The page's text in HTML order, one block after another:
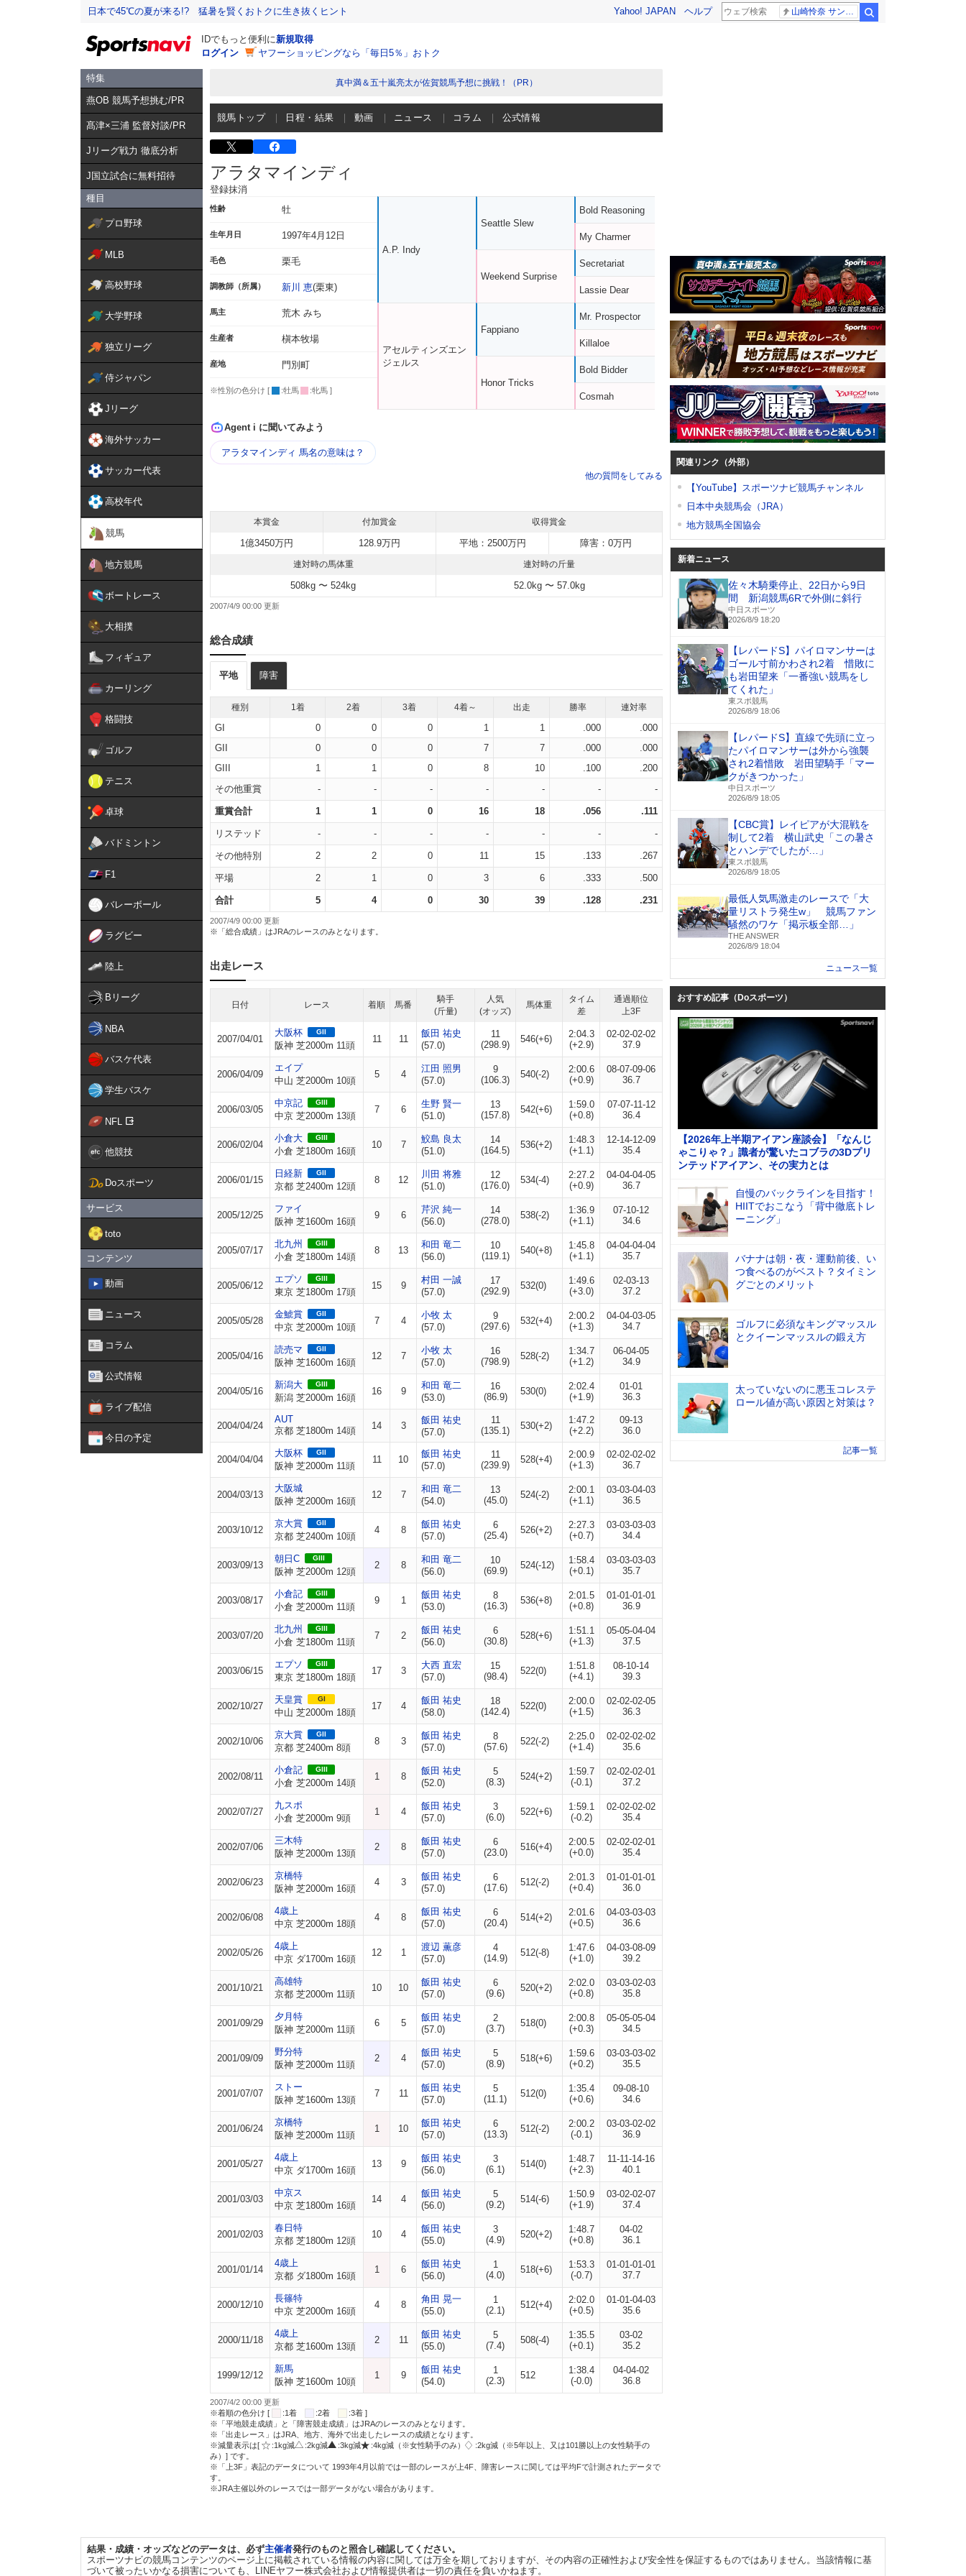
日本で45℃の夏が来る!? 猛暑を賢くおトクに生き抜くヒント Yahoo! JAPAN ヘルプ
IDでもっと便利に新規取得
ログイン
ヤフーショッピングなら「毎日5％」おトク
特集
燕OB 競馬予想挑む/PR
髙津×三浦 監督対談/PR
Jリーグ戦力 徹底分析
J国立試合に無料招待
種目
プロ野球
MLB
高校野球
大学野球
独立リーグ
侍ジャパン
Jリーグ
海外サッカー
サッカー代表
高校年代
競馬
地方競馬
ボートレース
大相撲
フィギュア
カーリング
格闘技
ゴルフ
テニス
卓球
バドミントン
F1
バレーボール
ラグビー
陸上
Bリーグ
NBA
バスケ代表
学生バスケ
NFL
他競技
Doスポーツ
サービス
toto
コンテンツ
動画
ニュース
コラム
公式情報
ライブ配信
今日の予定
真中満＆五十嵐亮太が佐賀競馬予想に挑戦！（PR）
競馬トップ 日程・結果 動画 ニュース コラム 公式情報
アラタマインディ
登録抹消
性齢 牡
生年月日 1997年4月12日
毛色 栗毛
調教師（所属） 新川 恵(栗東)
馬主 荒木 みち
生産者 槇本牧場
産地 門別町
※性別の色分け [ :牡馬 :牝馬 ]
A.P. Indy
アセルティンズエン
ジェルス
Seattle Slew
Weekend Surprise
Fappiano
Honor Tricks
Bold Reasoning
My Charmer
Secretariat
Lassie Dear
Mr. Prospector
Killaloe
Bold Bidder
Cosmah
Agent i に聞いてみよう
アラタマインディ 馬名の意味は？
他の質問をしてみる
本賞金 付加賞金 収得賞金
1億3450万円 128.9万円 平地：2500万円 障害：0万円
連対時の馬体重 連対時の斤量
508kg 〜 524kg 52.0kg 〜 57.0kg
2007/4/9 00:00
総合成績
平地 障害
種別 1着 2着 3着 4着～ 出走 勝率 連対率
GI 0 0 0 1 1 .000
.000
GII
0 0 0 7 7 .000
.000
GIII
1 1 0 8 10 .100
.200
その他重賞
- - - - - - -
重賞合計 1 1 0 16 18 .056 .111
リステッド - - - - - - -
その他特別 2 2 0 11 15 .133 .267
平場 2 1 0 3 6 .333 .500
合計 5 4 0 30 39 .128 .231
2007/4/9 00:00 更新
※「総合成績」はJRAのレースのみとなります。
出走レース
日付 レース 着順 馬番
騎手
(斤量)
人気
(オッズ)
馬体重
タイム
差
通過順位
上3F
2007/04/01
大阪杯 GII
阪神 芝2000m 11頭
11 11
飯田 祐史
(57.0)
11
(298.9)
546(+6)
2:04.3
(+2.9)
02-02-02-02
37.9
2006/04/09
エイプ
中山 芝2000m 10頭
5 4
江田 照男
(57.0)
9
(106.3)
540(-2)
2:00.6
(+0.9)
08-07-09-06
36.7
2006/03/05
中京記 GIII
中京 芝2000m 13頭
7 6
生野 賢一
(51.0)
13
(157.8)
542(+6)
1:59.0
(+0.8)
07-07-11-12
36.4
2006/02/04
小倉大 GIII
小倉 芝1800m 16頭
10 7
鮫島 良太
(51.0)
14
(164.5)
536(+2)
1:48.3
(+1.1)
12-14-12-09
35.4
2006/01/15
日経新 GII
京都 芝2400m 12頭
8 12
川田 将雅
(51.0)
12
(176.0)
534(-4)
2:27.2
(+0.9)
04-04-04-05
36.7
2005/12/25
ファイ
阪神 芝1600m 16頭
9 6
芹沢 純一
(56.0)
14
(278.0)
538(-2)
1:36.9
(+1.1)
07-10-12
34.6
2005/07/17
北九州 GIII
小倉 芝1800m 14頭
8 13
和田 竜二
(56.0)
10
(119.1)
540(+8)
1:45.8
(+1.1)
04-04-04-04
35.7
2005/06/12
エプソ GIII
東京 芝1800m 17頭
15 9
村田 一誠
(57.0)
17
(292.9)
532(0)
1:49.6
(+3.0)
02-03-13
37.2
2005/05/28
金鯱賞 GII
中京 芝2000m 10頭
7 4
小牧 太
(57.0)
9
(297.6)
532(+4)
2:00.2
(+1.3)
04-04-03-05
34.7
2005/04/16
読売マ GII
阪神 芝1600m 16頭
12 7
小牧 太
(57.0)
16
(798.9)
528(-2)
1:34.7
(+1.2)
06-04-05
34.9
2004/05/16
新潟大 GIII
新潟 芝2000m 16頭
16 9
和田 竜二
(53.0)
16
(86.9)
530(0)
2:02.4
(+1.9)
01-01
36.3
2004/04/24
AUT
京都 芝1800m 14頭
14 3
飯田 祐史
(57.0)
11
(135.1)
530(+2)
1:47.2
(+2.2)
09-13
36.0
2004/04/04
大阪杯 GII
阪神 芝2000m 11頭
11 10
飯田 祐史
(57.0)
11
(239.9)
528(+4)
2:00.9
(+1.3)
02-02-02-02
36.7
2004/03/13
大阪城
阪神 芝2000m 16頭
12 7
和田 竜二
(54.0)
13
(45.0)
524(-2)
2:00.1
(+1.1)
03-03-04-03
36.5
2003/10/12
京大賞 GII
京都 芝2400m 10頭
4 8
飯田 祐史
(57.0)
6
(25.4)
526(+2)
2:27.3
(+0.7)
03-03-03-03
34.4
2003/09/13
朝日C GIII
阪神 芝2000m 12頭
2 8
和田 竜二
(56.0)
10
(69.9)
524(-12)
1:58.4
(+0.1)
03-03-03-03
35.7
2003/08/17
小倉記 GIII
小倉 芝2000m 11頭
9 1
飯田 祐史
(53.0)
8
(16.3)
536(+8)
2:01.5
(+0.8)
01-01-01-01
36.9
2003/07/20
北九州 GIII
小倉 芝1800m 11頭
7 2
飯田 祐史
(56.0)
6
(30.8)
528(+6)
1:51.1
(+1.3)
05-05-04-04
37.5
2003/06/15
エプソ GIII
東京 芝1800m 18頭
17 3
大西 直宏
(57.0)
15
(98.4)
522(0)
1:51.8
(+4.1)
08-10-14
39.3
2002/10/27
天皇賞 GI
中山 芝2000m 18頭
17 4
飯田 祐史
(58.0)
18
(142.4)
522(0)
2:00.0
(+1.5)
02-02-02-05
36.3
2002/10/06
京大賞 GII
京都 芝2400m 8頭
8 3
飯田 祐史
(57.0)
8
(57.6)
522(-2)
2:25.0
(+1.4)
02-02-02-02
35.6
2002/08/11
小倉記 GIII
小倉 芝2000m 14頭
1 8
飯田 祐史
(52.0)
5
(8.3)
524(+2)
1:59.7
(-0.1)
02-02-02-01
37.2
2002/07/27
九スポ
小倉 芝2000m 9頭
1 4
飯田 祐史
(57.0)
3
(6.0)
522(+6)
1:59.1
(-0.2)
02-02-02-02
35.4
2002/07/06
三木特
阪神 芝2000m 13頭
2 8
飯田 祐史
(57.0)
6
(23.0)
516(+4)
2:00.5
(+0.0)
02-02-02-01
35.4
2002/06/23
京橋特
阪神 芝2000m 16頭
4 3
飯田 祐史
(57.0)
6
(17.6)
512(-2)
2:01.3
(+0.4)
01-01-01-01
36.0
2002/06/08
4歳上
中京 芝2000m 18頭
4 8
飯田 祐史
(57.0)
6
(20.4)
514(+2)
2:01.6
(+0.5)
04-03-03-03
36.6
2002/05/26
4歳上
中京 ダ1700m 16頭
12 1
渡辺 薫彦
(57.0)
4
(14.9)
512(-8)
1:47.6
(+1.0)
04-03-08-09
39.2
2001/10/21
高雄特
京都 芝2000m 11頭
10 10
飯田 祐史
(57.0)
6
(9.6)
520(+2)
2:02.0
(+0.8)
03-03-02-03
35.8
2001/09/29
夕月特
阪神 芝2000m 11頭
6 5
飯田 祐史
(57.0)
2
(3.7)
518(0)
2:00.8
(+0.3)
05-05-05-04
34.5
2001/09/09
野分特
阪神 芝2000m 11頭
2 4
飯田 祐史
(57.0)
5
(8.9)
518(+6)
1:59.6
(+0.2)
03-03-03-02
35.5
2001/07/07
ストー
阪神 芝1600m 13頭
7 11
飯田 祐史
(57.0)
5
(11.1)
512(0)
1:35.4
(+0.6)
09-08-10
34.6
2001/06/24
京橋特
阪神 芝2000m 11頭
1 10
飯田 祐史
(57.0)
6
(13.3)
512(-2)
2:00.2
(-0.1)
03-03-02-02
36.9
2001/05/27
4歳上
中京 ダ1700m 16頭
13 9
飯田 祐史
(56.0)
3
(6.1)
514(0)
1:48.7
(+2.3)
11-11-14-16
40.1
2001/03/03
中京ス
中京 芝1800m 16頭
14 4
飯田 祐史
(56.0)
5
(9.2)
514(-6)
1:50.9
(+1.9)
03-02-02-07
37.4
2001/02/03
春日特
京都 芝1800m 12頭
10 4
飯田 祐史
(55.0)
3
(4.9)
520(+2)
1:48.7
(+0.8)
04-02
36.1
2001/01/14
4歳上
京都 ダ1800m 16頭
1 6
飯田 祐史
(56.0)
1
(4.0)
518(+6)
1:53.3
(-0.7)
01-01-01-01
37.7
2000/12/10
長篠特
中京 芝2000m 16頭
4 8
角田 晃一
(55.0)
1
(2.1)
512(+4)
2:02.0
(+0.5)
01-01-04-03
35.6
2000/11/18
4歳上
京都 芝1600m 13頭
2 11
飯田 祐史
(55.0)
5
(7.4)
508(-4)
1:35.5
(+0.1)
03-02
35.2
1999/12/12
新馬
阪神 芝1600m 10頭
1 9
飯田 祐史
(54.0)
1
(2.3)
512
1:38.4
(-0.0)
04-04-02
36.8
2007/4/2 00:00 更新
※着順の色分け [
:1着 :2着
:3着 ]
※「平地競走成績」と「障害競走成績」はJRAのレースのみとなります。
※「出走レース」はJRA、地方、海外で出走したレースの成績となります。
※減量表示は[
:1kg減 :2kg減 :3kg減 :4kg減（※女性騎手のみ）
:2kg減（※5年以上、又は101勝以上の女性騎手の
み）] です。
※「上3F」表記のデータについて 1993年4月以前では一部のレースが上4F、障害レースに関しては平均Fで計測されたデータで
す。
※JRA主催以外のレースでは一部データがない場合があります。
関連リンク（外部）
【YouTube】スポーツナビ競馬チャンネル
日本中央競馬会（JRA）
地方競馬全国協会
新着ニュース
佐々木騎乗停止、22日から9日
間 新潟競馬6Rで外側に斜行
中日スポーツ
2026/8/9 18:20
【レパードS】パイロマンサーは
ゴール寸前かわされ2着 惜敗に
も岩田望来「一番強い競馬をし
てくれた」
東スポ競馬
2026/8/9 18:06
【レパードS】直線で先頭に立っ
たパイロマンサーは外から強襲
され2着惜敗 岩田望騎手「マー
クがきつかった」
中日スポーツ
2026/8/9 18:05
【CBC賞】レイピアが大混戦を
制して2着 横山武史「この暑さ
とハンデでしたが…」
東スポ競馬
2026/8/9 18:05
最低人気馬激走のレースで「大
量リストラ発生w」 競馬ファン
騒然のワケ「掲示板全部…」
THE ANSWER
2026/8/9 18:04
ニュース一覧
おすすめ記事（Doスポーツ）
【2026年上半期アイアン座談会】「なんじ
ゃこりゃ？」識者が驚いたコブラの3Dプリ
ンテッドアイアン、その実力とは
自慢のバックラインを目指す！
HIITでおこなう「背中徹底トレ
ーニング」
バナナは朝・夜・運動前後、い
つ食べるのがベスト？タイミン
グごとのメリット
ゴルフに必須なキングマッスル
とクイーンマッスルの鍛え方
太っていないのに悪玉コレステ
ロール値が高い原因と対策は？
記事一覧
結果・成績・オッズなどのデータは、必ず主催者発行のものと照合し確認してください。
スポーツナビの競馬コンテンツのページ上に掲載されている情報の内容に関しては万全を期しておりますが、その内容の正確性および安全性を保証するものではありません。当該情報に基
づいて被ったいかなる損害についても、LINEヤフー株式会社および情報提供者は一切の責任を負いかねます。